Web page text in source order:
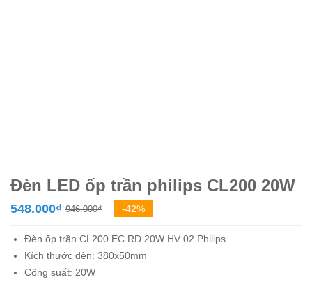
Đèn LED ốp trần philips CL200 20W
946.000₫Giá
là:
946.000₫.
548.000₫
Giá
tại
là:
-42%
Đèn ốp trần CL200 EC RD 20W HV 02 Philips
Kích thước đèn: 380x50mm
Công suất: 20W